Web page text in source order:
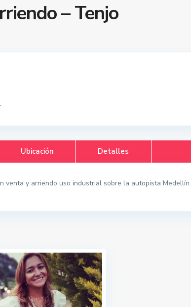
– Tenjo
Ubicación Detalles
venta y arriendo uso industrial sobre la autopista Medellín.